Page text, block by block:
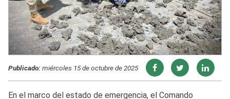
Publicado:miércoles 15 de octubre de 2025
En el marco del estado de emergencia, el Comando